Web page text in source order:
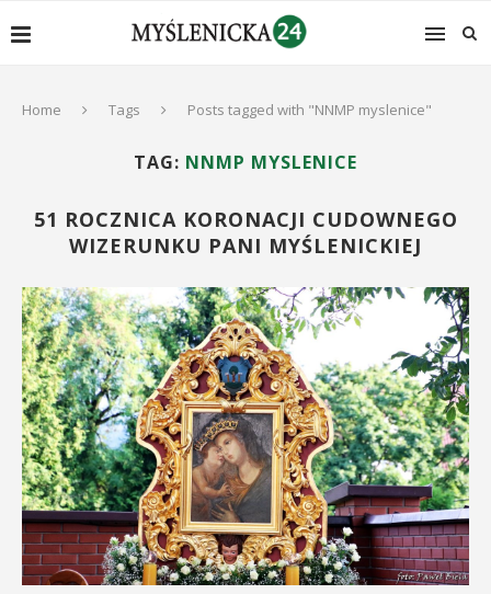
Home Tags Posts tagged with "NNMP myslenice"
TAG: NNMP MYSLENICE
51 ROCZNICA KORONACJI CUDOWNEGO
WIZERUNKU PANI MYŚLENICKIEJ